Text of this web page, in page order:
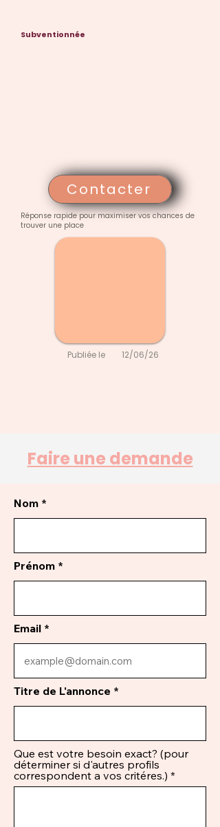
Subventionnée
Contacter
Réponse rapide pour maximiser vos chances de
trouver une place
Publiée le 12/06/26
Faire une demande
Nom
Prénom
Email
Titre de L'annonce
Que est votre besoin exact? (pour
déterminer si d'autres profils
correspondent a vos critéres.)